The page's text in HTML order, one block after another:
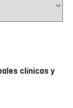
clínicas y